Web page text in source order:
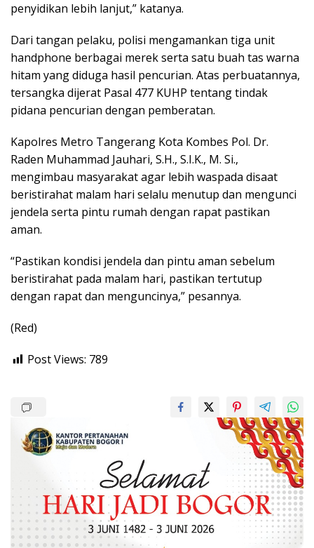
penyidikan lebih lanjut,” katanya.
Dari tangan pelaku, polisi mengamankan tiga unit
handphone berbagai merek serta satu buah tas warna
hitam yang diduga hasil pencurian. Atas perbuatannya,
tersangka dijerat Pasal 477 KUHP tentang tindak
pidana pencurian dengan pemberatan.
Kapolres Metro Tangerang Kota Kombes Pol. Dr.
Raden Muhammad Jauhari, S.H., S.I.K., M. Si.,
mengimbau masyarakat agar lebih waspada disaat
beristirahat malam hari selalu menutup dan mengunci
jendela serta pintu rumah dengan rapat pastikan
aman.
“Pastikan kondisi jendela dan pintu aman sebelum
beristirahat pada malam hari, pastikan tertutup
dengan rapat dan menguncinya,” pesannya.
(Red)
Post Views: 789